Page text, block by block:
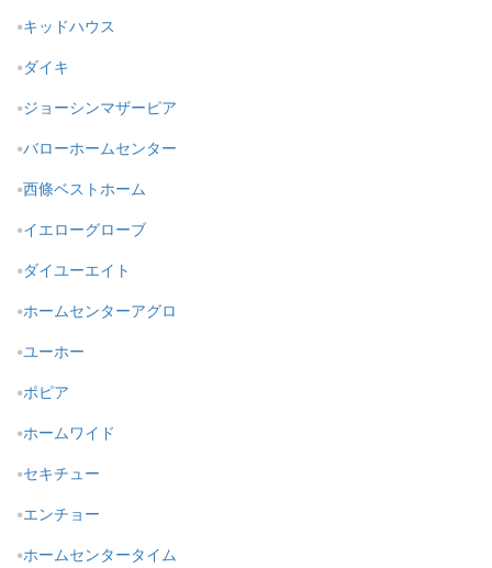
キッドハウス
ダイキ
ジョーシンマザーピア
バローホームセンター
西條ベストホーム
イエローグローブ
ダイユーエイト
ホームセンターアグロ
ユーホー
ポピア
ホームワイド
セキチュー
エンチョー
ホームセンタータイム